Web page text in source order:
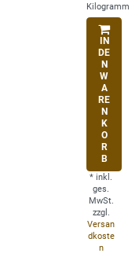
Kilogramm
IN
DE
N
W
A
RE
N
K
O
R
B
* inkl.
ges.
MwSt.
zzgl.
Versan
dkoste
n